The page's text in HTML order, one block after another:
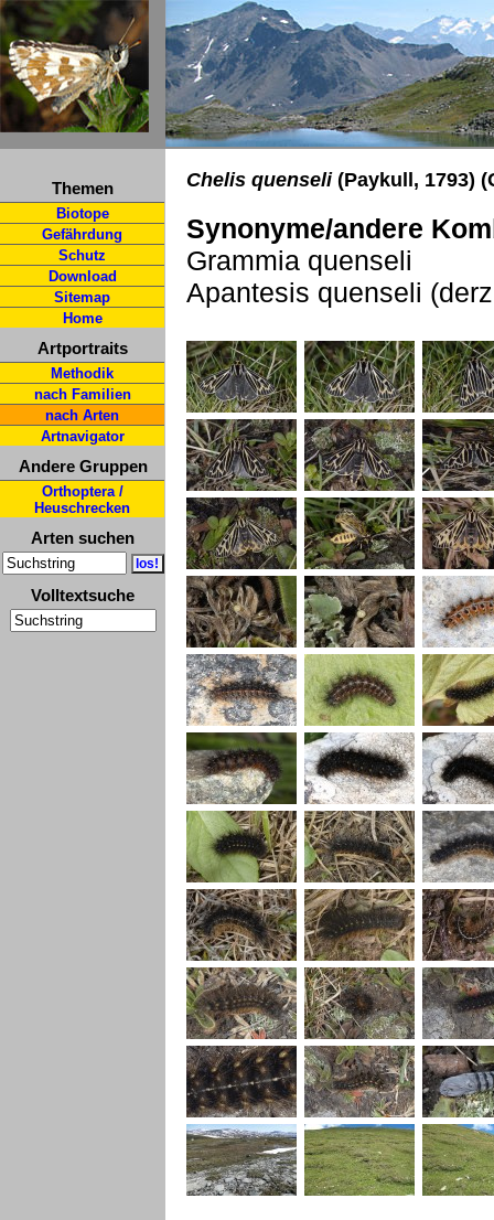
Themen
Biotope
Gefährdung
Schutz
Download
Sitemap
Home
Artportraits
Methodik
nach Familien
nach Arten
Artnavigator
Andere Gruppen
Orthoptera /
Heuschrecken
Arten suchen
Volltextsuche
Chelis quenseli(Paykull, 1793)
Synonyme/andere
Grammia quenseli
Apantesis quenseli